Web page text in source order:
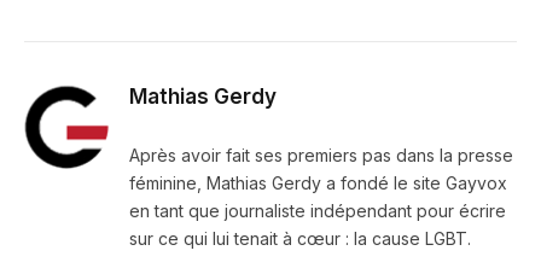
Mathias Gerdy
Après avoir fait ses premiers pas dans la presse
féminine, Mathias Gerdy a fondé le site Gayvox
en tant que journaliste indépendant pour écrire
sur ce qui lui tenait à cœur : la cause LGBT.